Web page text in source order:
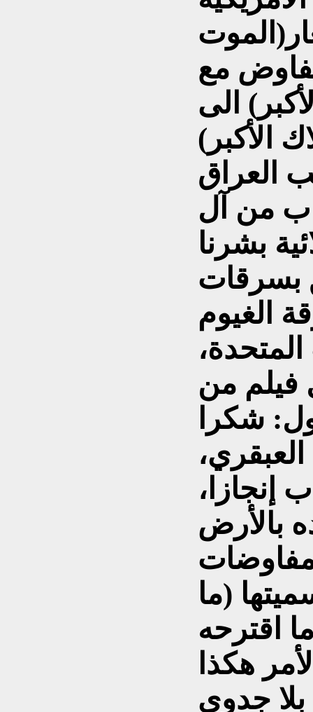
مع
الى
العراق
من آل
بشرنا
بسرقات
الغيوم
فيلم من
شكرا
(ما
اقترحه
هكذا